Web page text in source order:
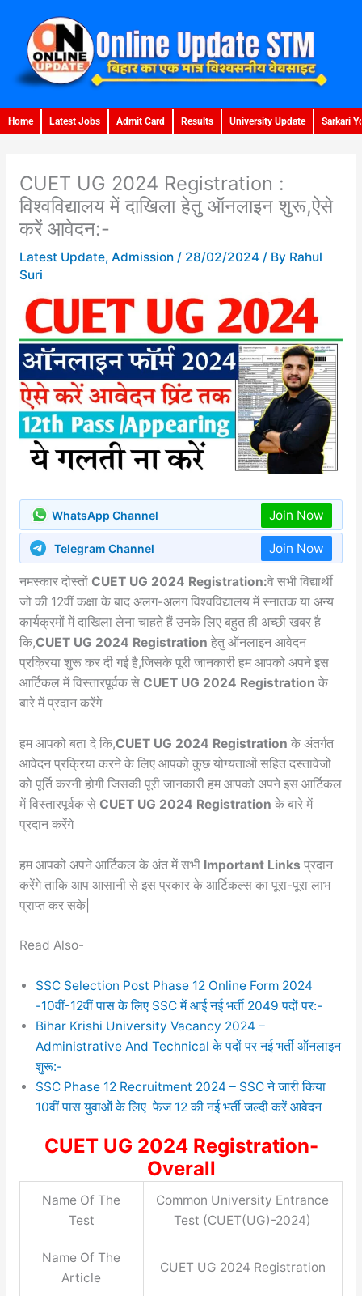
content
Home Latest Jobs Admit Card Results University Update Sarkari
CUET UG 2024 Registration :
विश्वविद्यालय में दाखिला हेतु ऑनलाइन शुरू,ऐसे
करें आवेदन:-
Latest Update, Admission/ 28/02/2024 / By Rahul
Suri
WhatsApp Channel Join Now
Telegram Channel Join Now
नमस्कार दोस्तों CUET UG 2024 Registration:वे सभी विद्यार्थी
जो की 12वीं कक्षा के बाद अलग-अलग विश्वविद्यालय में स्नातक या अन्य
कार्यक्रमों में दाखिला लेना चाहते हैं उनके लिए बहुत ही अच्छी खबर है
कि,CUET UG 2024 Registration हेतु ऑनलाइन आवेदन
प्रक्रिया शुरू कर दी गई है,जिसके पूरी जानकारी हम आपको अपने इस
आर्टिकल में विस्तारपूर्वक से CUET UG 2024 Registration के
बारे में प्रदान करेंगे
हम आपको बता दे कि,CUET UG 2024 Registration के अंतर्गत
आवेदन प्रक्रिया करने के लिए आपको कुछ योग्यताओं सहित दस्तावेजों
को पूर्ति करनी होगी जिसकी पूरी जानकारी हम आपको अपने इस आर्टिकल
में विस्तारपूर्वक से CUET UG 2024 Registration के बारे में
प्रदान करेंगे
हम आपको अपने आर्टिकल के अंत में सभी Important Links प्रदान
करेंगे ताकि आप आसानी से इस प्रकार के आर्टिकल्स का पूरा-पूरा लाभ
प्राप्त कर सके|
Read Also-
SSC Selection Post Phase 12 Online Form 2024
-10वीं-12वीं पास के लिए SSC में आई नई भर्ती 2049 पदों पर:-
Bihar Krishi University Vacancy 2024 –
Administrative And Technical के पदों पर नई भर्ती ऑनलाइन
शुरू:-
SSC Phase 12 Recruitment 2024 – SSC ने जारी किया
10वीं पास युवाओं के लिए फेज 12 की नई भर्ती जल्दी करें आवेदन
CUET UG 2024 Registration-
Overall
Name Of The
Test
Common University Entrance
Test (CUET(UG)-2024)
Name Of The
Article
CUET UG 2024 Registration